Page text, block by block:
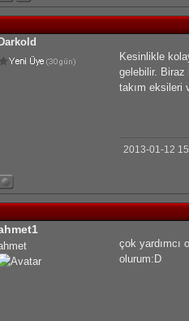
Darkold
Kesinlikle
gelebilir. Biraz
takım eksileri
2013-01-12
çok yardımcı
olurum:D